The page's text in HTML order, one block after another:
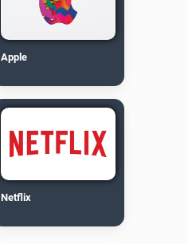
Apple
Netflix